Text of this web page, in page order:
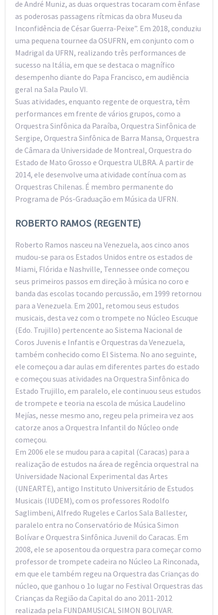
de André Muniz, as duas orquestras tocaram com ênfase
as poderosas passagens rítmicas da obra Museu da
Inconfidência de César Guerra-Peixe”. Em 2018, conduziu
uma pequena tournee da OSUFRN, em conjunto com o
Madrigal da UFRN, realizando três performances de
sucesso na Itália, em que se destaca o magnífico
desempenho diante do Papa Francisco, em audiência
geral na Sala Paulo VI.
Suas atividades, enquanto regente de orquestra, têm
performances em frente de vários grupos, como a
Orquestra Sinfônica da Paraíba, Orquestra Sinfônica de
Sergipe, Orquestra Sinfônica de Barra Mansa, Orquestra
de Câmara da Universidade de Montreal, Orquestra do
Estado de Mato Grosso e Orquestra ULBRA. A partir de
2014, ele desenvolve uma atividade contínua com as
Orquestras Chilenas. É membro permanente do
Programa de Pós-Graduação em Música da UFRN.
ROBERTO RAMOS (REGENTE)
Roberto Ramos nasceu na Venezuela, aos cinco anos
mudou-se para os Estados Unidos entre os estados de
Miami, Flórida e Nashville, Tennessee onde começou
seus primeiros passos em direção à música no coro e
banda das escolas tocando percussão, em 1999 retornou
para a Venezuela. Em 2001, retomou seus estudos
musicais, desta vez com o trompete no Núcleo Escuque
(Edo. Trujillo) pertencente ao Sistema Nacional de
Coros Juvenis e Infantis e Orquestras da Venezuela,
também conhecido como El Sistema. No ano seguinte,
ele começou a dar aulas em diferentes partes do estado
e começou suas atividades na Orquestra Sinfônica do
Estado Trujillo, em paralelo, ele continuou seus estudos
de trompete e teoria na escola de música Laudelino
Mejías, nesse mesmo ano, regeu pela primeira vez aos
catorze anos a Orquestra Infantil do Núcleo onde
começou.
Em 2006 ele se mudou para a capital (Caracas) para a
realização de estudos na área de regência orquestral na
Universidade Nacional Experimental das Artes
(UNEARTE), antigo Instituto Universitário de Estudos
Musicais (IUDEM), com os professores Rodolfo
Saglimbeni, Alfredo Rugeles e Carlos Sala Ballester,
paralelo entra no Conservatório de Música Simon
Bolívar e Orquestra Sinfônica Juvenil do Caracas. Em
2008, ele se aposentou da orquestra para começar como
professor de trompete cadeira no Núcleo La Rinconada,
em que ele também regeu na Orquestra das Crianças do
núcleo, que ganhou o 1o lugar no Festival Orquestras das
Crianças da Região da Capital do ano 2011-2012
realizada pela FUNDAMUSICAL SIMON BOLIVAR.